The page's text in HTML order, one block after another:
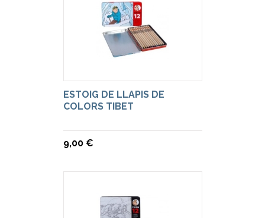
ESTOIG DE LLAPIS DE
COLORS TIBET
9,00 €